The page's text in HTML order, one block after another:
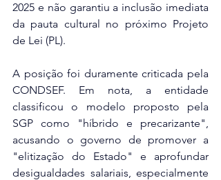
2025 e não garantiu a inclusão imediata
da pauta cultural no próximo Projeto
de Lei (PL).
A posição foi duramente criticada pela
CONDSEF. Em nota, a entidade
classificou o modelo proposto pela
SGP como "híbrido e precarizante",
acusando o governo de promover a
"elitização do Estado" e aprofundar
desigualdades salariais, especialmente